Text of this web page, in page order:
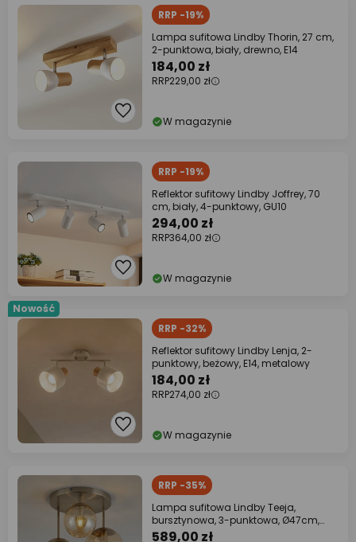
RRP -19%
Lampa sufitowa Lindby Thorin, 27 cm,
2-punktowa, biały, drewno, E14
184,00 zł
RRP229,00 zł
W magazynie
RRP -19%
Reflektor sufitowy Lindby Joffrey, 70
cm, biały, 4-punktowy, GU10
294,00 zł
RRP364,00 zł
W magazynie
Nowość
RRP -32%
Reflektor sufitowy Lindby Lenja, 2-
punktowy, beżowy, E14, metalowy
184,00 zł
RRP274,00 zł
W magazynie
RRP -35%
Lampa sufitowa Lindby Teeja,
bursztynowa, 3-punktowa, Ø47cm,
szkło, E27
589,00 zł